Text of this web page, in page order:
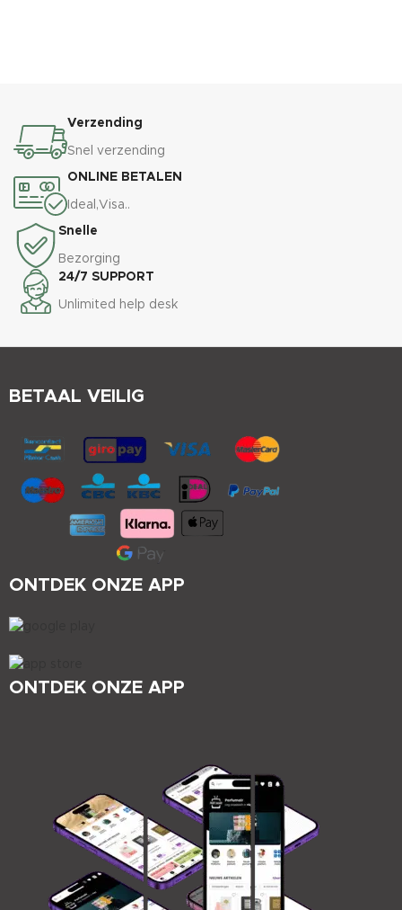
Verzending
Snel verzending
ONLINE BETALEN
Ideal,Visa..
Snelle
Bezorging
24/7 SUPPORT
Unlimited help desk
ONTDEK ONZE APP
ONTDEK ONZE APP
BETAAL VEILIG